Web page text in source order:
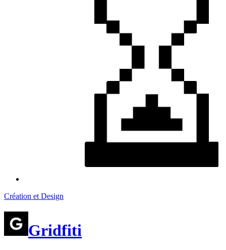
Création et Design
Gridfiti